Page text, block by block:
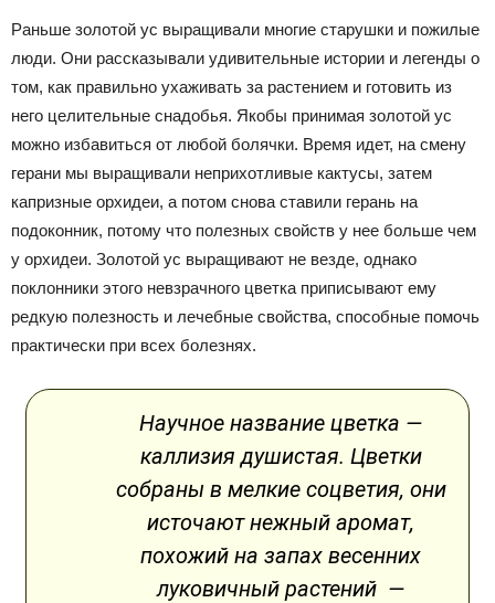
Раньше золотой ус выращивали многие старушки и пожилые
люди. Они рассказывали удивительные истории и легенды о
том, как правильно ухаживать за растением и готовить из
него целительные снадобья. Якобы принимая золотой ус
можно избавиться от любой болячки. Время идет, на смену
герани мы выращивали неприхотливые кактусы, затем
капризные орхидеи, а потом снова ставили герань на
подоконник, потому что полезных свойств у нее больше чем
у орхидеи. Золотой ус выращивают не везде, однако
поклонники этого невзрачного цветка приписывают ему
редкую полезность и лечебные свойства, способные помочь
практически при всех болезнях.
Научное название цветка —
каллизия душистая. Цветки
собраны в мелкие соцветия, они
источают нежный аромат,
похожий на запах весенних
луковичный растений —